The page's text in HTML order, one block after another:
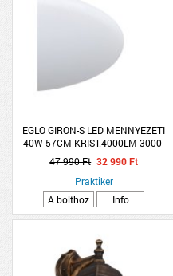
EGLO GIRON-S LED MENNYEZETI
40W 57CM KRIST.4000LM 3000-
5000K DIMM.TÁVIR.
47 990 Ft 32 990 Ft
Praktiker
A bolthoz
Info